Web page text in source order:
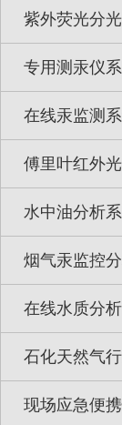
紫外荧光分
专用测汞仪系
在线汞监测
傅里叶红外
水中油分析系
烟气汞监控
在线水质分
石化天然气
现场应急便